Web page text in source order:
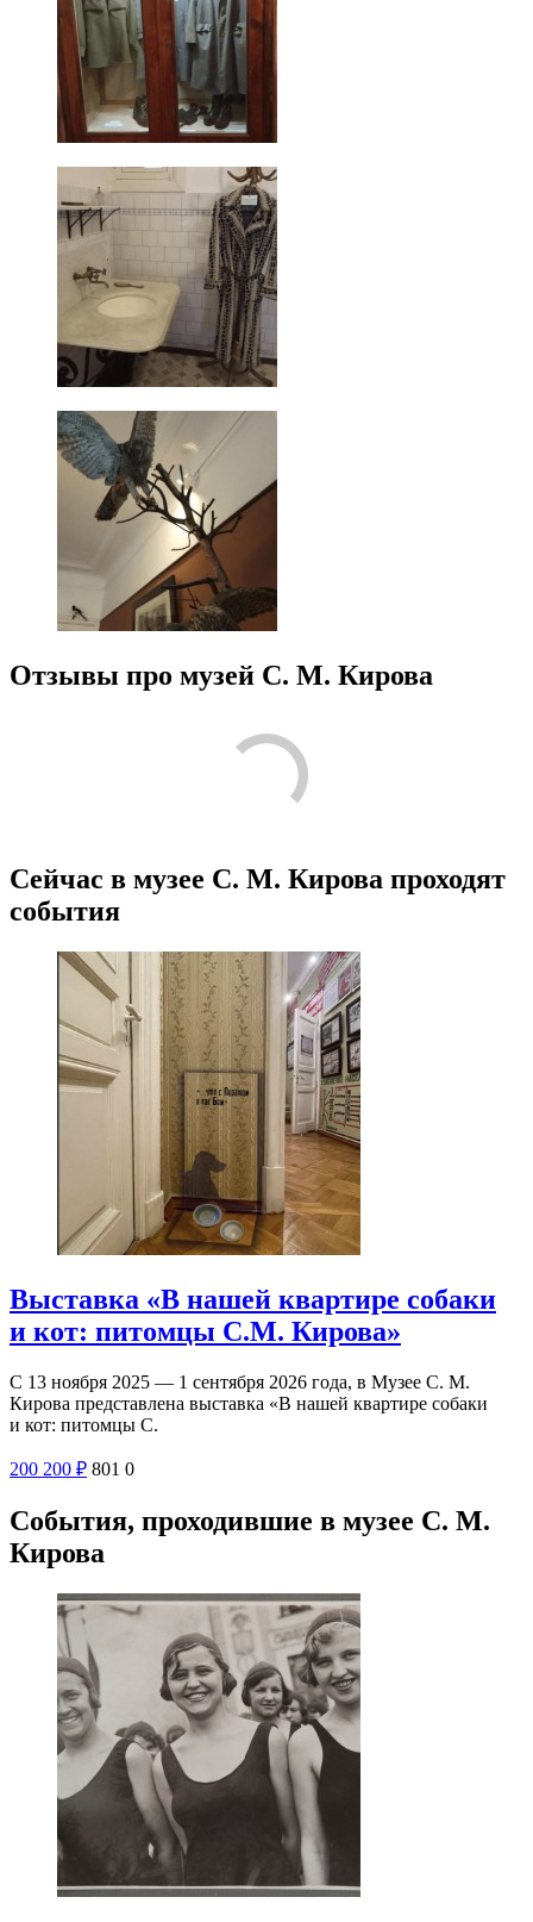
Отзывы про музей С. М. Кирова
Сейчас в музее С. М. Кирова проходят
события
Выставка «В нашей квартире собаки
и кот: питомцы С.М. Кирова»
С 13 ноября 2025 — 1 сентября 2026 года, в Музее С. М.
Кирова представлена выставка «В нашей квартире собаки
и кот: питомцы С.
200 200 ₽ 801 0
События, проходившие в музее С. М.
Кирова